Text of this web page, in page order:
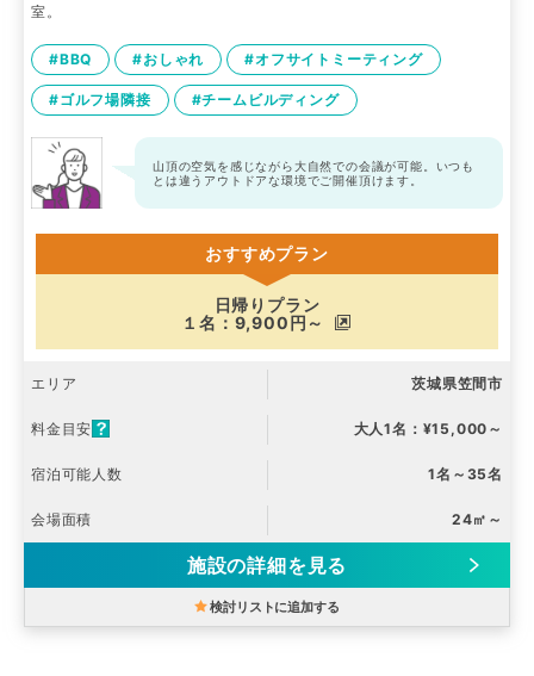
室。
#BBQ #おしゃれ #オフサイトミーティング
#ゴルフ場隣接 #チームビルディング
山頂の空気を感じながら大自然での会議が可能。いつも
とは違うアウトドアな環境でご開催頂けます。
おすすめプラン
日帰りプラン
１名：9,900円～
エリア 茨城県笠間市
料金目安 大人1名：¥15,000～
宿泊可能人数 1名～35名
会場面積 24㎡～
施設の詳細を見る
検討リストに追加する